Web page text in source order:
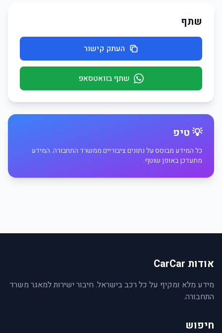
שתף
העתק קישור
שתף בוואטסאפ
💡 טיפ
כל המידע מבוסס על נתונים ציבוריים ממשרד התחבורה. המידע
מתעדכן באופן שוטף.
אודות CarCar
מידע מלא ומקיף על כל רכב בישראל. חיבור ישירות למאגר משרד
התחבורה.
חיפוש